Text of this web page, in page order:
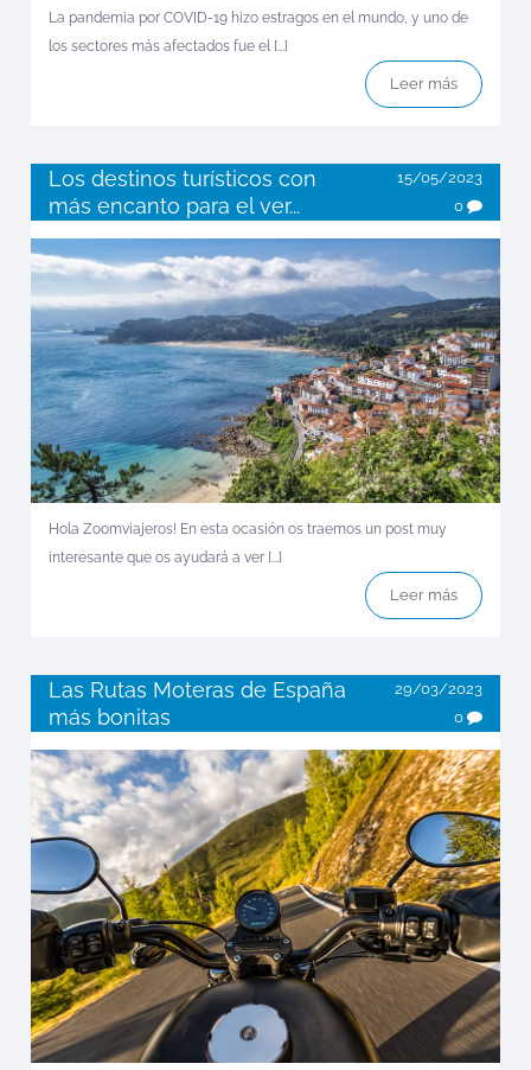
La pandemia por COVID-19 hizo estragos en el mundo, y uno de
los sectores más afectados fue el [...]
Leer más
Los destinos turísticos con
más encanto para el ver...
15/05/2023
0
Hola Zoomviajeros! En esta ocasión os traemos un post muy
interesante que os ayudará a ver [...]
Leer más
Las Rutas Moteras de España
más bonitas
29/03/2023
0